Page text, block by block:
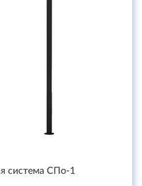
система СПо-1